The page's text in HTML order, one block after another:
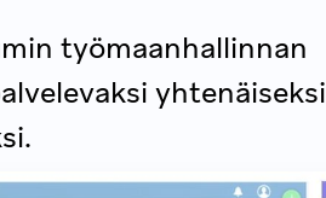
työmaanhallinnan
yhtenäiseksi